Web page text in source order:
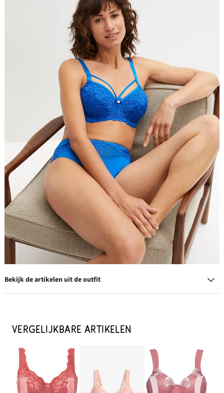
Bekijk de artikelen uit de outfit
€ 12,99
IN WINKELMANDJE
Maxislip met sierlijk kant
€ 5,99
VERGELIJKBARE ARTIKELEN